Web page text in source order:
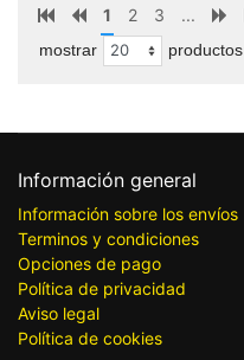
1 2 3 ...
mostrar productos
Información general
Información sobre los envíos
Terminos y condiciones
Opciones de pago
Política de privacidad
Aviso legal
Política de cookies